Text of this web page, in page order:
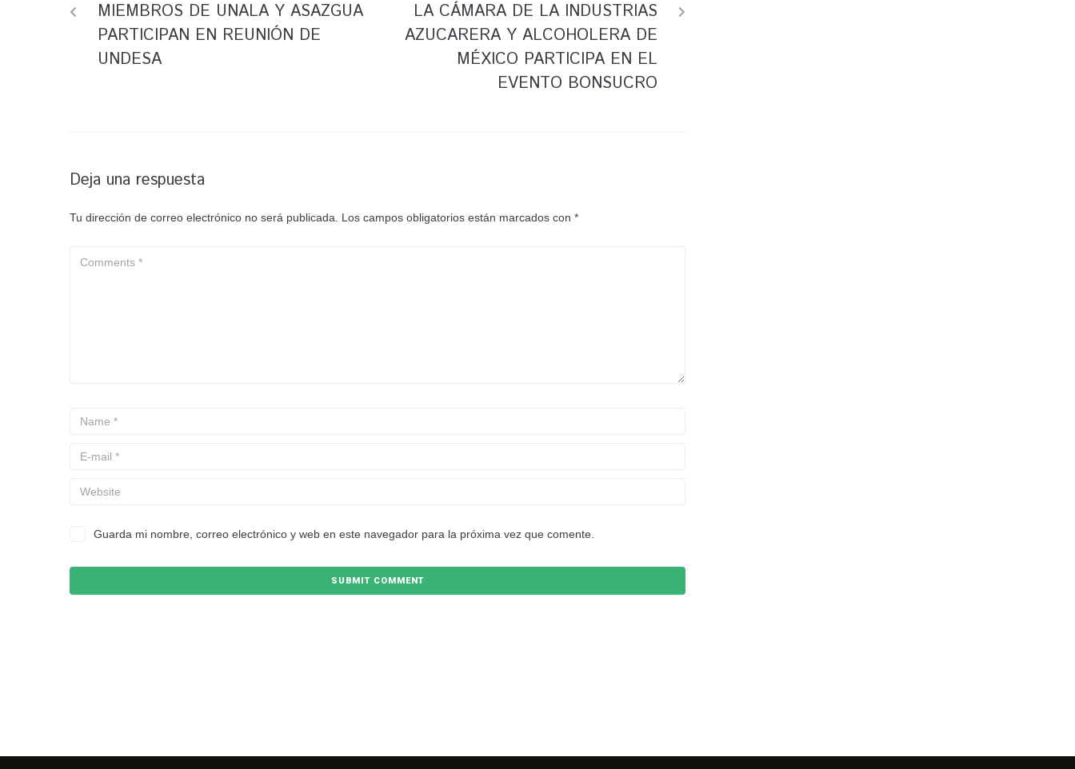
MIEMBROS DE UNALA Y ASAZGUA
PARTICIPAN EN REUNIÓN DE
UNDESA
LA CÁMARA DE LA INDUSTRIAS
AZUCARERA Y ALCOHOLERA DE
MÉXICO PARTICIPA EN EL
EVENTO BONSUCRO
Deja una respuesta
Tu dirección de correo electrónico no será publicada. Los campos obligatorios están marcados con *
Guarda mi nombre, correo electrónico y web en este navegador para la próxima vez que comente.